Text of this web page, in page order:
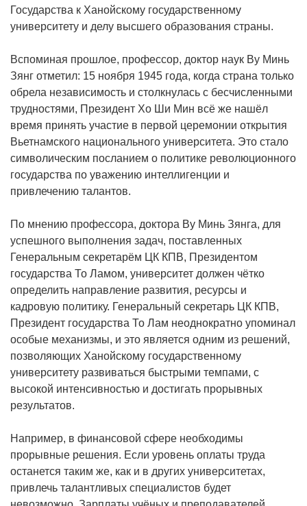
Государства к Ханойскому государственному
университету и делу высшего образования страны.
Вспоминая прошлое, профессор, доктор наук Ву Минь
Зянг отметил: 15 ноября 1945 года, когда страна только
обрела независимость и столкнулась с бесчисленными
трудностями, Президент Хо Ши Мин всё же нашёл
время принять участие в первой церемонии открытия
Вьетнамского национального университета. Это стало
символическим посланием о политике революционного
государства по уважению интеллигенции и
привлечению талантов.
По мнению профессора, доктора Ву Минь Зянга, для
успешного выполнения задач, поставленных
Генеральным секретарём ЦК КПВ, Президентом
государства То Ламом, университет должен чётко
определить направление развития, ресурсы и
кадровую политику. Генеральный секретарь ЦК КПВ,
Президент государства То Лам неоднократно упоминал
особые механизмы, и это является одним из решений,
позволяющих Ханойскому государственному
университету развиваться быстрыми темпами, с
высокой интенсивностью и достигать прорывных
результатов.
Например, в финансовой сфере необходимы
прорывные решения. Если уровень оплаты труда
останется таким же, как и в других университетах,
привлечь талантливых специалистов будет